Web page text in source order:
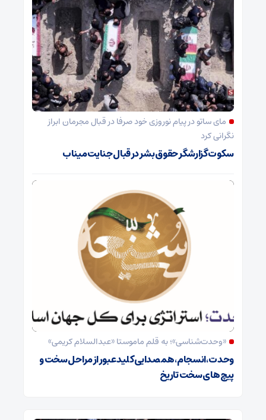
مای ساتو در پیام نوروزی خود صرفا در قبال مجرمان ابراز
نگرانی کرد
سکوت گزارشگر حقوق بشر در قبال جنایت میناب
«وحدت‌‌شناسی»؛ به قلم ماموستا «عبدالسلام کریمی»
وحدت ،انسجام،همصدایی کلید عبور از مراحل سخت و
پیچ های سخت تاریخ